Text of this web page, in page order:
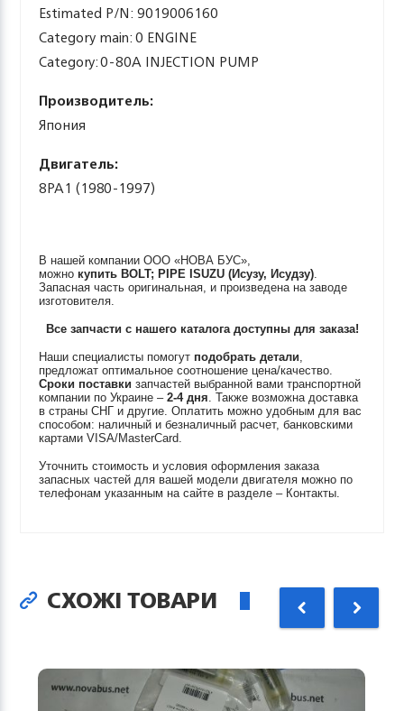
Estimated P/N: 9019006160
Category main: 0 ENGINE
Category: 0-80A INJECTION PUMP
Производитель:
Япония
Двигатель:
8PA1 (1980-1997)
В нашей компании ООО «НОВА БУС»,
можно купить BOLT; PIPE ISUZU (Исузу, Исудзу).
Запасная часть оригинальная, и произведена на заводе
изготовителя.
Все запчасти с нашего каталога доступны для заказа!
Наши специалисты помогут подобрать детали,
предложат оптимальное соотношение цена/качество.
Сроки поставки запчастей выбранной вами транспортной
компании по Украине –2-4 дня. Также возможна доставка
в страны СНГ и другие. Оплатить можно удобным для вас
способом: наличный и безналичный расчет, банковскими
картами VISA/MasterCard.
Уточнить стоимость и условия оформления заказа
запасных частей для вашей модели двигателя можно по
телефонам указанным на сайте в разделе – Контакты.
СХОЖІ ТОВАРИ